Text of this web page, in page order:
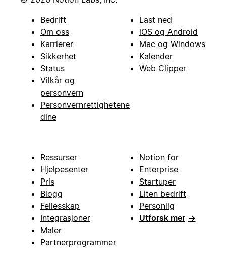
Bedrift
Om oss
Karrierer
Sikkerhet
Status
Vilkår og
personvern
Personvernrettighetene
dine
Last ned
iOS og Android
Mac og Windows
Kalender
Web Clipper
Ressurser
Hjelpesenter
Pris
Blogg
Fellesskap
Integrasjoner
Maler
Partnerprogrammer
Notion for
Enterprise
Startuper
Liten bedrift
Personlig
Utforsk mer →